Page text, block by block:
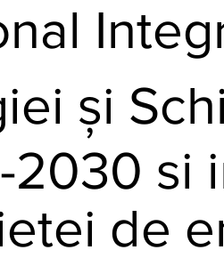
și
2030 si
de